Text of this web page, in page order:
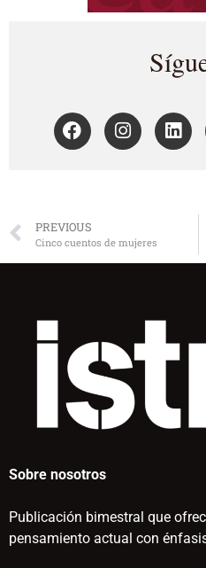
PREVIOUS
Cinco cuentos de mujeres
Sobre nosotros
Publicación bimestral que
pensamiento actual con